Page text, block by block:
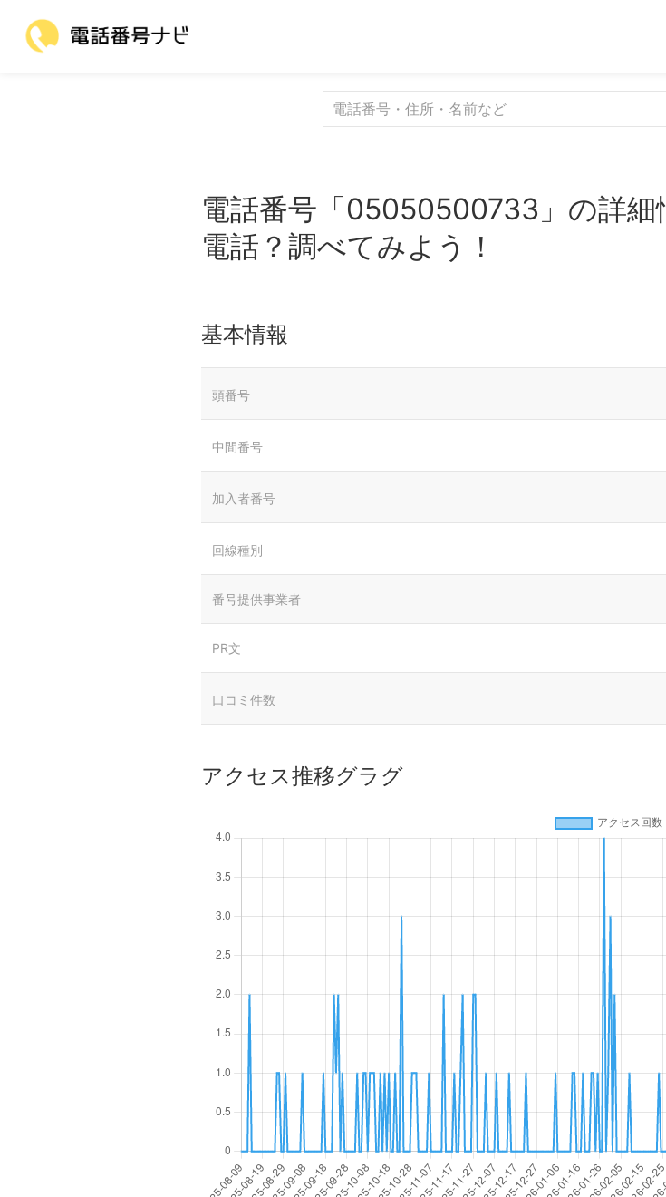
電話番号「05050500733」の詳細
電話？調べてみよう！
基本情報
頭番号
中間番号
加入者番号
回線種別
番号提供事業者
PR文
口コミ件数
アクセス推移グラグ